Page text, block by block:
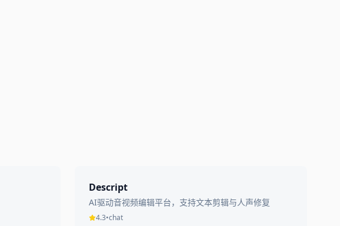
Descript
AI驱动音视频编辑平台，支持文本剪辑与人声修复
4.3•chat